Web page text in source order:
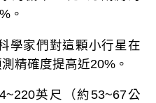
。
學家們對這顆小行星在
精確度提高近20% 。
英尺（約53~67公